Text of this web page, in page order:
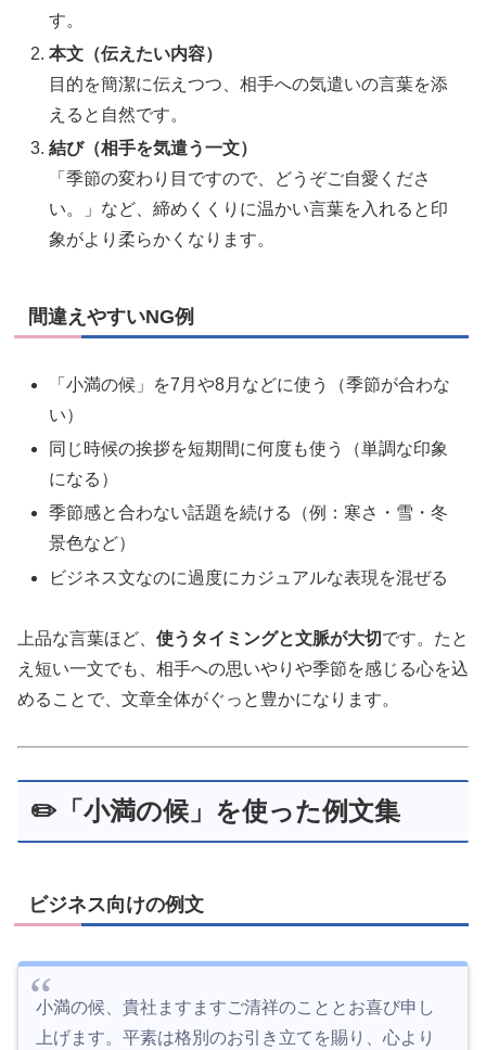
す。
本文（伝えたい内容）
目的を簡潔に伝えつつ、相手への気遣いの言葉を添
えると自然です。
結び（相手を気遣う一文）
「季節の変わり目ですので、どうぞご自愛くださ
い。」など、締めくくりに温かい言葉を入れると印
象がより柔らかくなります。
間違えやすいNG例
「小満の候」を7月や8月などに使う（季節が合わな
い）
同じ時候の挨拶を短期間に何度も使う（単調な印象
になる）
季節感と合わない話題を続ける（例：寒さ・雪・冬
景色など）
ビジネス文なのに過度にカジュアルな表現を混ぜる
上品な言葉ほど、 使うタイミングと文脈が大切 です。たと
え短い一文でも、相手への思いやりや季節を感じる心を込
めることで、文章全体がぐっと豊かになります。
✏️「小満の候」を使った例文集
ビジネス向けの例文
小満の候、貴社ますますご清祥のこととお喜び申し
上げます。平素は格別のお引き立てを賜り、心より